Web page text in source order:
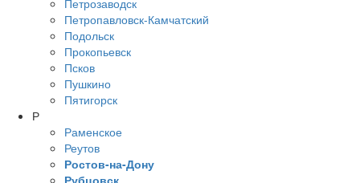
Петропавловск-Камчатский
Подольск
Прокопьевск
Псков
Пушкино
Пятигорск
Р
Раменское
Реутов
Ростов-на-Дону
Рубцовск